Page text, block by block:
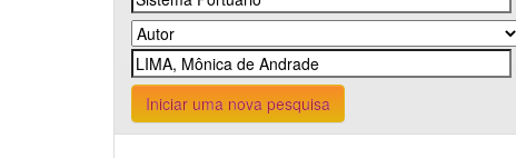
Iniciar uma nova pesquisa